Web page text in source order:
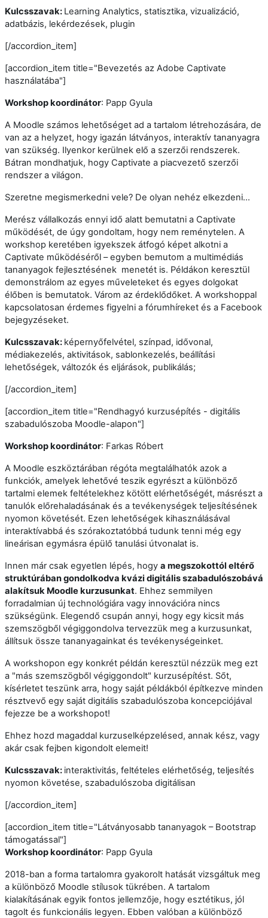
Kulcsszavak: Learning Analytics, statisztika, vizualizáció,
adatbázis, lekérdezések, plugin
[/accordion_item]
[accordion_item title="Bevezetés az Adobe Captivate
használatába"]
Workshop koordinátor: Papp Gyula
A Moodle számos lehetőséget ad a tartalom létrehozására, de
van az a helyzet, hogy igazán látványos, interaktív tananyagra
van szükség. Ilyenkor kerülnek elő a szerzői rendszerek.
Bátran mondhatjuk, hogy Captivate a piacvezető szerzői
rendszer a világon.
Szeretne megismerkedni vele? De olyan nehéz elkezdeni...
Merész vállalkozás ennyi idő alatt bemutatni a Captivate
működését, de úgy gondoltam, hogy nem reménytelen. A
workshop keretében igyekszek átfogó képet alkotni a
Captivate működéséről – egyben bemutom a multimédiás
tananyagok fejlesztésének menetét is. Példákon keresztül
demonstrálom az egyes műveleteket és egyes dolgokat
élőben is bemutatok. Várom az érdeklődőket. A workshoppal
kapcsolatosan érdemes figyelni a fórumhíreket és a Facebook
bejegyzéseket.
Kulcsszavak: képernyőfelvétel, színpad, idővonal,
médiakezelés, aktivitások, sablonkezelés, beállítási
lehetőségek, változók és eljárások, publikálás;
[/accordion_item]
[accordion_item title="Rendhagyó kurzusépítés - digitális
szabadulószoba Moodle-alapon"]
Workshop koordinátor: Farkas Róbert
A Moodle eszköztárában régóta megtalálhatók azok a
funkciók, amelyek lehetővé teszik egyrészt a különböző
tartalmi elemek feltételekhez kötött elérhetőségét, másrészt a
tanulók előrehaladásának és a tevékenységek teljesítésének
nyomon követését. Ezen lehetőségek kihasználásával
interaktívabbá és szórakoztatóbbá tudunk tenni még egy
lineárisan egymásra épülő tanulási útvonalat is.
Innen már csak egyetlen lépés, hogy a megszokottól eltérő
struktúrában gondolkodva kvázi digitális szabadulószobává
alakítsuk Moodle kurzusunkat. Ehhez semmilyen
forradalmian új technológiára vagy innovációra nincs
szükségünk. Elegendő csupán annyi, hogy egy kicsit más
szemszögből végiggondolva tervezzük meg a kurzusunkat,
állítsuk össze tananyagainkat és tevékenységeinket.
A workshopon egy konkrét példán keresztül nézzük meg ezt
a "más szemszögből végiggondolt" kurzusépítést. Sőt,
kísérletet teszünk arra, hogy saját példákból építkezve minden
résztvevő egy saját digitális szabadulószoba koncepciójával
fejezze be a workshopot!
Ehhez hozd magaddal kurzuselképzelésed, annak kész, vagy
akár csak fejben kigondolt elemeit!
Kulcsszavak: interaktivitás, feltételes elérhetőség, teljesítés
nyomon követése, szabadulószoba digitálisan
[/accordion_item]
[accordion_item title="Látványosabb tananyagok – Bootstrap
támogatással"]
Workshop koordinátor: Papp Gyula
2018-ban a forma tartalomra gyakorolt hatását vizsgáltuk meg
a különböző Moodle stílusok tükrében. A tartalom
kialakításának egyik fontos jellemzője, hogy esztétikus, jól
tagolt és funkcionális legyen. Ebben valóban a különböző